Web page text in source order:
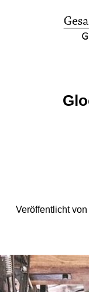
Veröffentlicht